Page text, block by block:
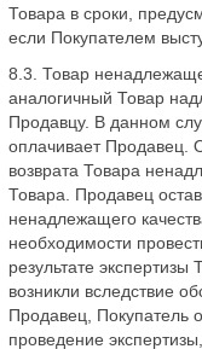
Товара в сроки,
если Покупателем
8.3. Товар
аналогичный Товар
Продавцу. В данном
оплачивает Продавец.
возврата Товара
Товара. Продавец
ненадлежащего
необходимости
результате экспертизы
возникли вследствие
Продавец, Покупатель
проведение